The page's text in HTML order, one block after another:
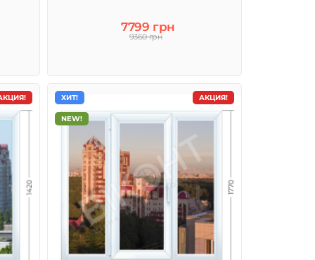
7799 грн
9360 грн
АКЦИЯ!
ХИТ!
NEW!